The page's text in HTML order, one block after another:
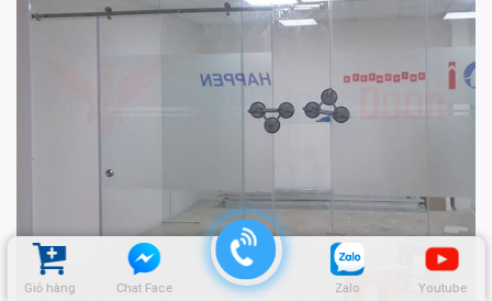
Giỏ hàng Chat Face Zalo Youtube